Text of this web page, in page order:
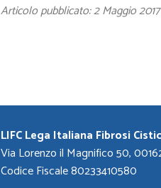
Articolo pubblicato: 2 Maggio 2017
LIFC Lega Italiana Fibrosi
Via Lorenzo il Magnifico 50,
Codice Fiscale 80233410580